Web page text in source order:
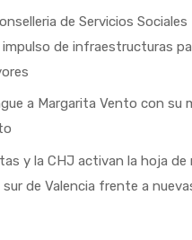
de Servicios Sociales
de infraestructuras
a Margarita Vento con su
y la CHJ activan la hoja de
sur de Valencia frente a